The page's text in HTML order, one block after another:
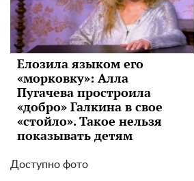
Елозила языком его
«морковку»: Алла
Пугачева простроила
«добро» Галкина в свое
«стойло». Такое нельзя
показывать детям
Доступно фото